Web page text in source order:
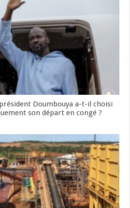
Doumbouya a-t-il choisi
son départ en congé ?